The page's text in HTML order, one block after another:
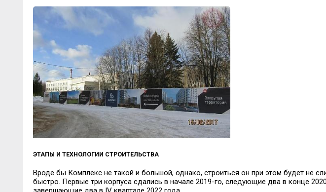
ЭТАПЫ И ТЕХНОЛОГИИ СТРОИТЕЛЬСТВА
Вроде бы Комплекс не такой и большой, однако, строиться он при этом будет не
быстро. Первые три корпуса сдались в начале 2019-го, следующие два в конце